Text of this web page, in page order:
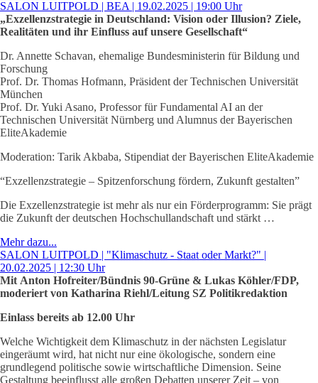
SALON LUITPOLD | BEA | 19.02.2025 | 19:00 Uhr
„Exzellenzstrategie in Deutschland: Vision oder Illusion? Ziele,
Realitäten und ihr Einfluss auf unsere Gesellschaft“
Dr. Annette Schavan, ehemalige Bundesministerin für Bildung und
Forschung
Prof. Dr. Thomas Hofmann, Präsident der Technischen Universität
München
Prof. Dr. Yuki Asano, Professor für Fundamental AI an der
Technischen Universität Nürnberg und Alumnus der Bayerischen
EliteAkademie
Moderation: Tarik Akbaba, Stipendiat der Bayerischen EliteAkademie
“Exzellenzstrategie – Spitzenforschung fördern, Zukunft gestalten”
Die Exzellenzstrategie ist mehr als nur ein Förderprogramm: Sie prägt
die Zukunft der deutschen Hochschullandschaft und stärkt …
Mehr dazu...
SALON LUITPOLD | "Klimaschutz - Staat oder Markt?" |
20.02.2025 | 12:30 Uhr
MitAnton Hofreiter/Bündnis 90-Grüne & Lukas Köhler/FDP,
moderiert von Katharina Riehl/Leitung SZ Politikredaktion
Einlass bereits ab 12.00 Uhr
Welche Wichtigkeit dem Klimaschutz in der nächsten Legislatur
eingeräumt wird, hat nicht nur eine ökologische, sondern eine
grundlegend politische sowie wirtschaftliche Dimension. Seine
Gestaltung beeinflusst alle großen Debatten unserer Zeit – von